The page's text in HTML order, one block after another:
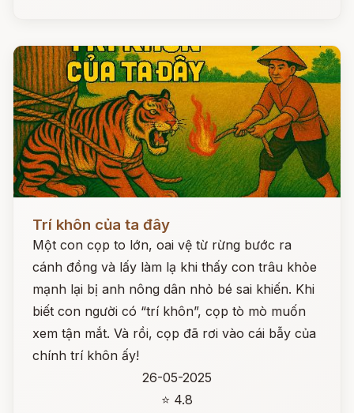
Trí khôn của ta đây
Một con cọp to lớn, oai vệ từ rừng bước ra
cánh đồng và lấy làm lạ khi thấy con trâu khỏe
mạnh lại bị anh nông dân nhỏ bé sai khiến. Khi
biết con người có “trí khôn”, cọp tò mò muốn
xem tận mắt. Và rồi, cọp đã rơi vào cái bẫy của
chính trí khôn ấy!
26-05-2025
⭐ 4.8